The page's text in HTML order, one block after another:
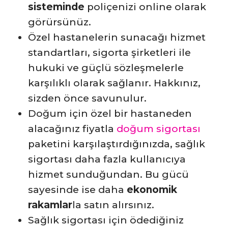
sisteminde poliçenizi online olarak
görürsünüz.
Özel hastanelerin sunacağı hizmet
standartları, sigorta şirketleri ile
hukuki ve güçlü sözleşmelerle
karşılıklı olarak sağlanır. Hakkınız,
sizden önce savunulur.
Doğum için özel bir hastaneden
alacağınız fiyatla doğum sigortası
paketini karşılaştırdığınızda, sağlık
sigortası daha fazla kullanıcıya
hizmet sunduğundan. Bu gücü
sayesinde ise daha ekonomik
rakamlarla satın alırsınız.
Sağlık sigortası için ödediğiniz